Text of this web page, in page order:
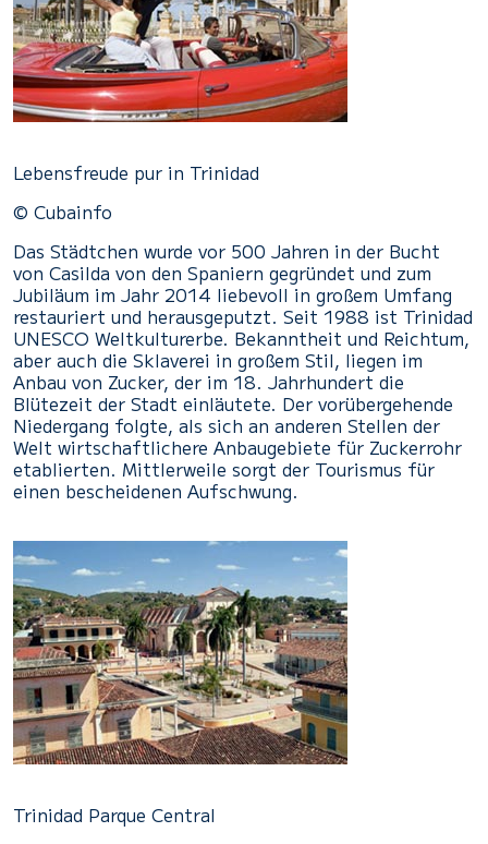
Lebensfreude pur in Trinidad
© Cubainfo
Das Städtchen wurde vor 500 Jahren in der Bucht
von Casilda von den Spaniern gegründet und zum
Jubiläum im Jahr 2014 liebevoll in großem Umfang
restauriert und herausgeputzt. Seit 1988 ist Trinidad
UNESCO Weltkulturerbe. Bekanntheit und Reichtum,
aber auch die Sklaverei in großem Stil, liegen im
Anbau von Zucker, der im 18. Jahrhundert die
Blütezeit der Stadt einläutete. Der vorübergehende
Niedergang folgte, als sich an anderen Stellen der
Welt wirtschaftlichere Anbaugebiete für Zuckerrohr
etablierten. Mittlerweile sorgt der Tourismus für
einen bescheidenen Aufschwung.
Trinidad Parque Central